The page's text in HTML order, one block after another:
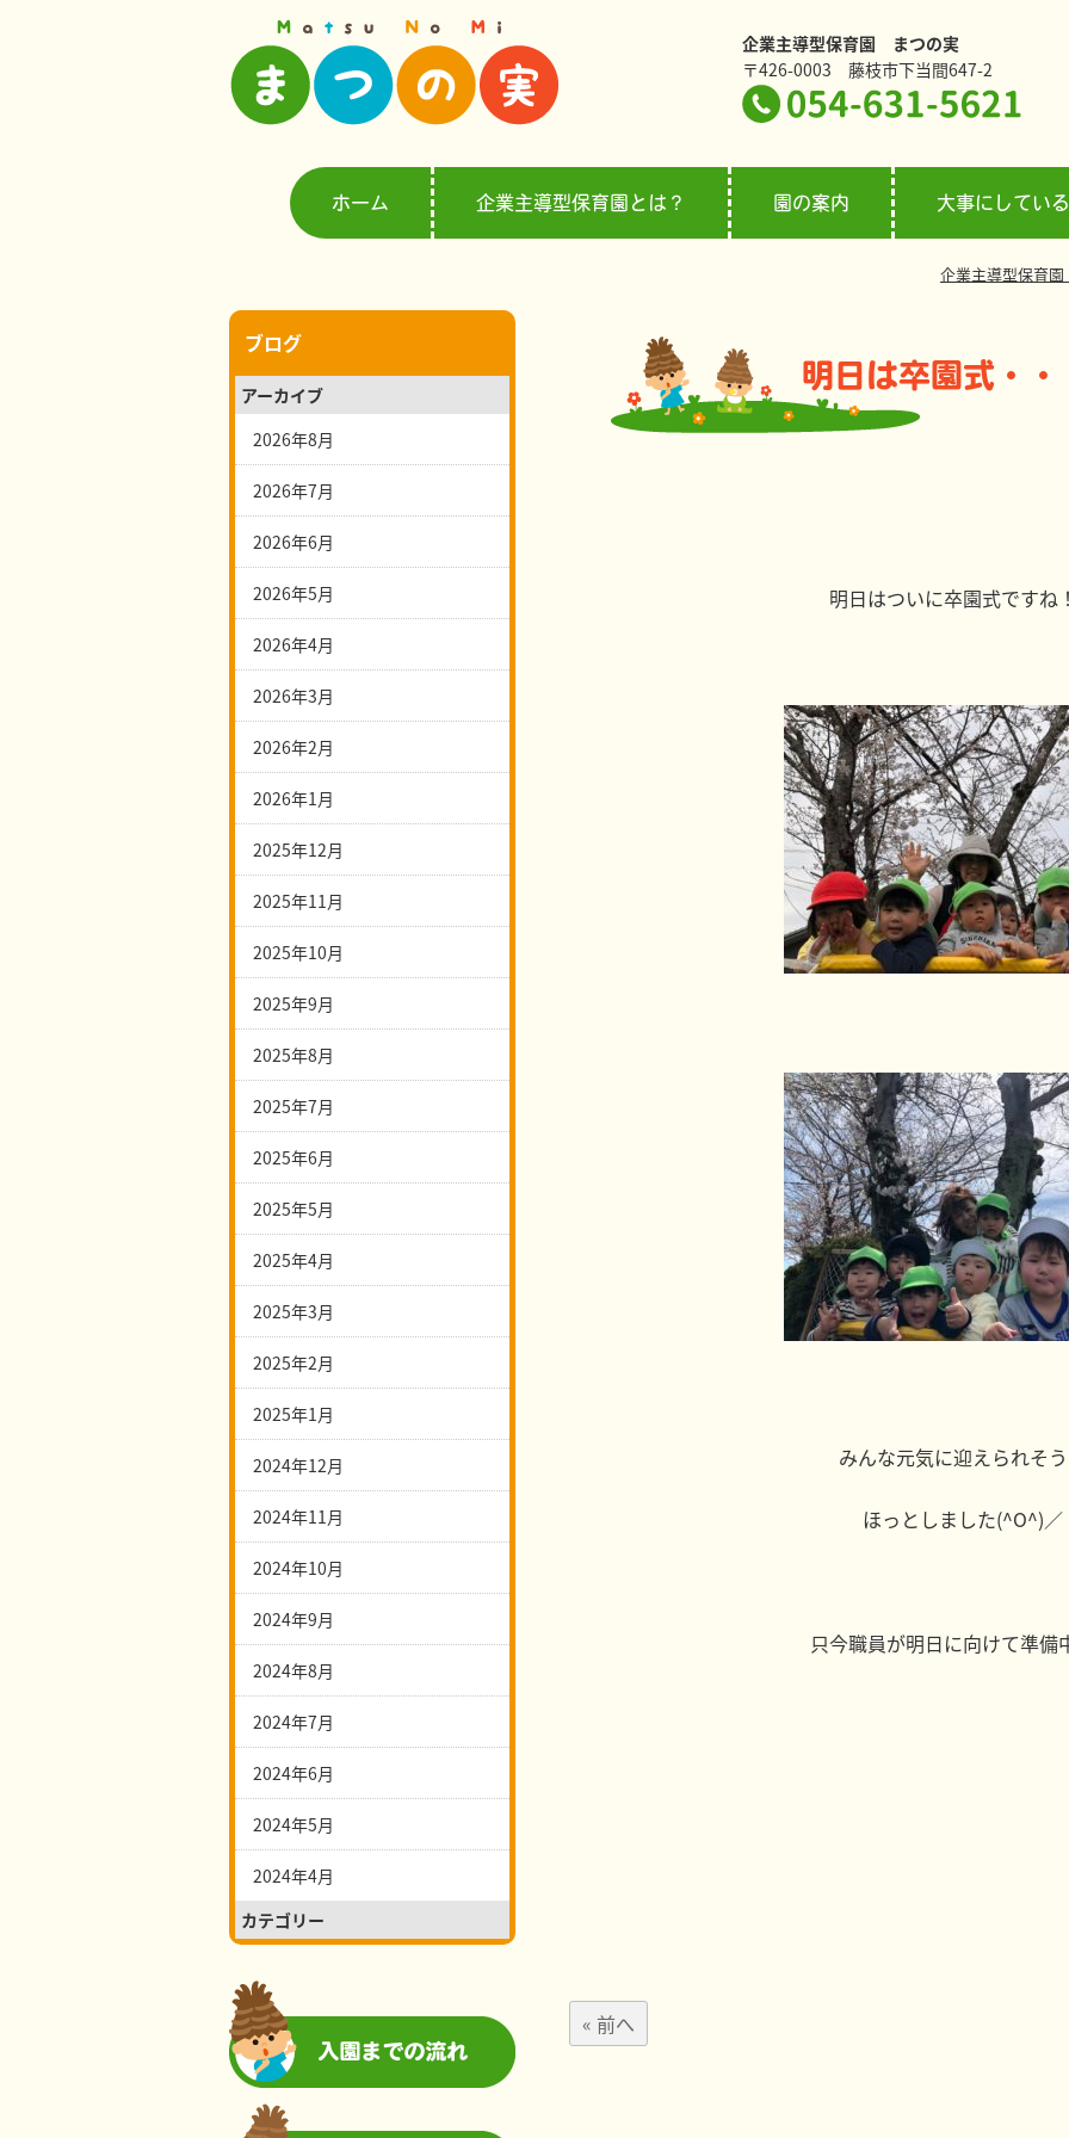
企業主導型保育園 まつの実
〒426-0003 藤枝市下当間647-2
ホーム 企業主導型保育園とは？ 園の案内 大事にしてい
企業主導型保育
明日は卒園式・・
明日はついに卒園式ですね
みんな元気に迎えられそ
ほっとしました(^O^)／
只今職員が明日に向けて準備
« 前へ
ブログ
アーカイブ
2026年8月
2026年7月
2026年6月
2026年5月
2026年4月
2026年3月
2026年2月
2026年1月
2025年12月
2025年11月
2025年10月
2025年9月
2025年8月
2025年7月
2025年6月
2025年5月
2025年4月
2025年3月
2025年2月
2025年1月
2024年12月
2024年11月
2024年10月
2024年9月
2024年8月
2024年7月
2024年6月
2024年5月
2024年4月
カテゴリー